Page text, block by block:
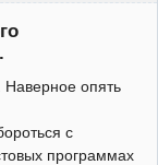
Наверное опять
с
программах